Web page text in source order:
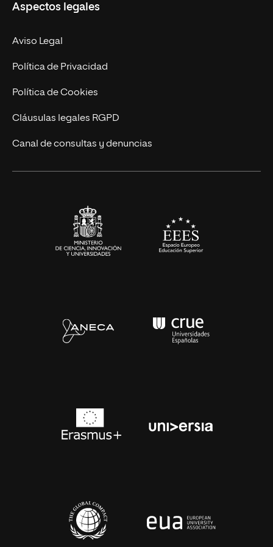
Doctorados
Experto Universitario
Postgrados
Cursos Universitarios
Facultades
Nuestro Equipo
Trabaja en UNIR
Actualidad
UNIR Revista
Eventos
Aspectos legales
Aviso Legal
Política de Privacidad
Política de Cookies
Cláusulas legales RGPD
Canal de consultas y denuncias